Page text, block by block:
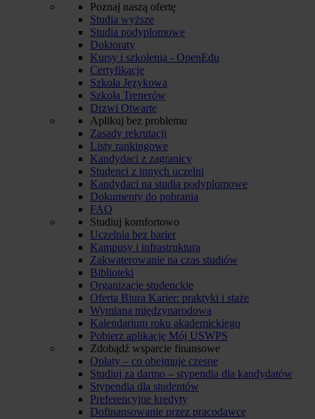
Poznaj naszą ofertę
Studia wyższe
Studia podyplomowe
Doktoraty
Kursy i szkolenia - OpenEdu
Certyfikacje
Szkoła Językowa
Szkoła Trenerów
Drzwi Otwarte
Aplikuj bez problemu
Zasady rekrutacji
Listy rankingowe
Kandydaci z zagranicy
Studenci z innych uczelni
Kandydaci na studia podyplomowe
Dokumenty do pobrania
FAQ
Studiuj komfortowo
Uczelnia bez barier
Kampusy i infrastruktura
Zakwaterowanie na czas studiów
Biblioteki
Organizacje studenckie
Oferta Biura Karier: praktyki i staże
Wymiana międzynarodowa
Kalendarium roku akademickiego
Pobierz aplikację Mój USWPS
Zdobądź wsparcie finansowe
Opłaty – co obejmuje czesne
Studiuj za darmo – stypendia dla kandydatów
Stypendia dla studentów
Preferencyjne kredyty
Dofinansowanie przez pracodawcę